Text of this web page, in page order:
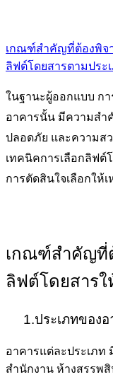
เกณฑ์สำคัญที่ต้องพิจ
ลิฟต์โดยสารตามประ
ในฐานะผู้ออกแบบ ก
อาคารนั้น มีความสำ
ปลอดภัย และความส
เทคนิคการเลือกลิฟต์
การตัดสินใจเลือกให้
เกณฑ์สำคัญที่
ลิฟต์โดยสาร
1.ประเภทของอ
อาคารแต่ละประเภท
สำนักงาน ห้างสรรพสิ